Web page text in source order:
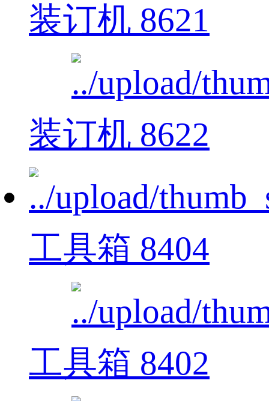
装订机 8621
装订机 8622
工具箱 8404
工具箱 8402